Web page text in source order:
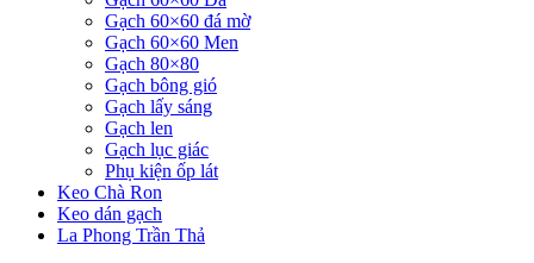
Gạch 60×60 đá mờ
Gạch 60×60 Men
Gạch 80×80
Gạch bông gió
Gạch lấy sáng
Gạch len
Gạch lục giác
Phụ kiện ốp lát
Keo Chà Ron
Keo dán gạch
La Phong Trần Thả